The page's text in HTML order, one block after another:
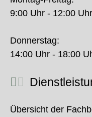
9:00 Uhr - 12:00 Uhr
Donnerstag:
14:00 Uhr - 18:00
Übersicht der